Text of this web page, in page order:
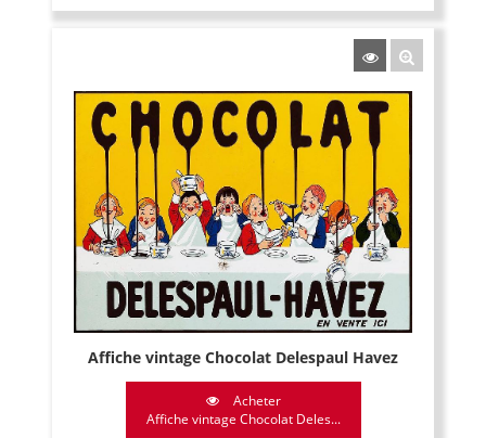
Affiche vintage Chocolat Delespaul Havez
Acheter
Affiche vintage Chocolat Deles...